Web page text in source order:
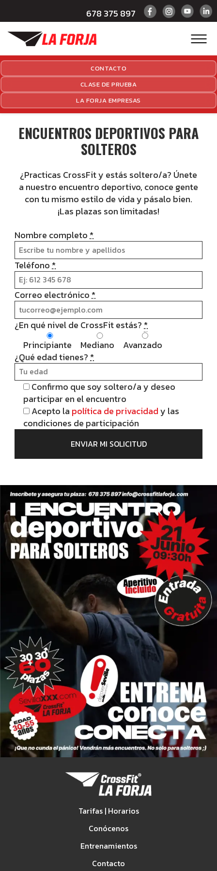
678 375 897
CONTACTO
CLASE DE PRUEBA
LA FORJA EMPRESAS
ENCUENTROS DEPORTIVOS PARA
SOLTEROS
¿Practicas CrossFit y estás soltero/a? Únete
a nuestro encuentro deportivo, conoce gente
con tu mismo estilo de vida y pásalo bien.
¡Las plazas son limitadas!
Nombre completo*
Teléfono*
Correo electrónico*
¿En qué nivel de CrossFit estás?*
Principiante
Mediano
Avanzado
¿Qué edad tienes?*
Confirmo que soy soltero/a y deseo
participar en el encuentro
Acepto la política de privacidady las
condiciones de participación
Tarifas | Horarios
Conócenos
Entrenamientos
Contacto